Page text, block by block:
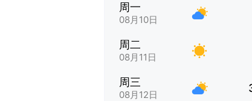
周一
08月10日
周二
08月11日
周三
08月12日